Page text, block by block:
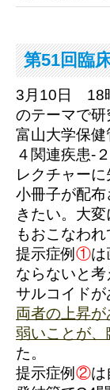
第51回臨
3月10日 18
のテーマで研
富山大学保
４関連疾患-
レクチャー
小冊子が配
きたい。大
もおこなわれ
提示症例 ①は
ならないと
サルコイドが
両者の上昇
弱いことが、
た。
提示症例 ②は